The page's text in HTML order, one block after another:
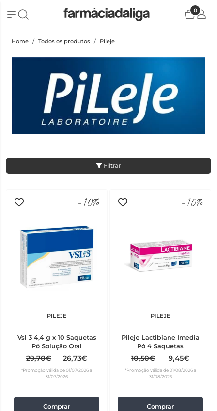
0
Home Todos os produtos Pileje
Filtrar
-10%
PILEJE
Vsl 3 4,4 g x 10 Saquetas
Pó Solução Oral
29,70€ 26,73€
*Promoção válida de 01/07/2026 a
31/07/2026
Comprar
-10%
PILEJE
Pileje Lactibiane Imedia
Pó 4 Saquetas
10,50€ 9,45€
*Promoção válida de 01/08/2026 a
31/08/2026
Comprar